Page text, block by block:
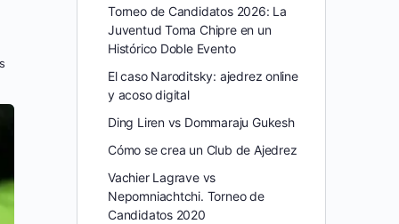
Torneo de Candidatos 2026: La
Juventud Toma Chipre en un
Histórico Doble Evento
El caso Naroditsky: ajedrez online
y acoso digital
Ding Liren vs Dommaraju Gukesh
Cómo se crea un Club de Ajedrez
Vachier Lagrave vs
Nepomniachtchi. Torneo de
Candidatos 2020